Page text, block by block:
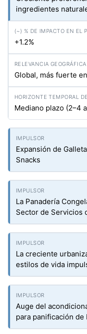
ingredientes
+1.2%
Global, más fuerte
Mediano plazo (2–4
Expansión de
Snacks
La Panadería
Sector de Servicios
La creciente
estilos de vida
Auge del
para panificación